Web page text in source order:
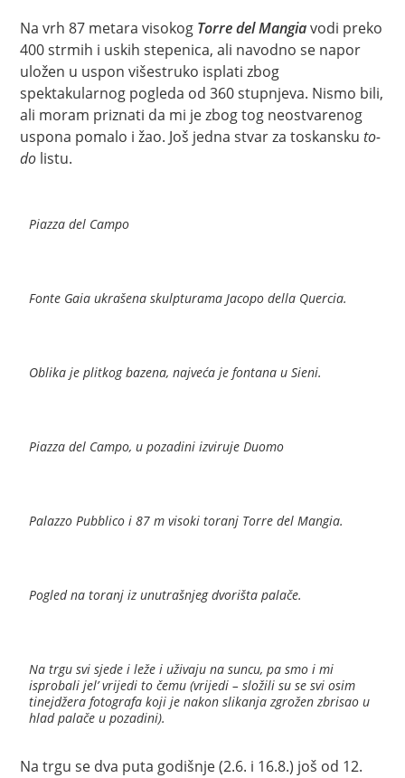
Na vrh 87 metara visokog Torre del Mangiavodi preko
400 strmih i uskih stepenica, ali navodno se napor
uložen u uspon višestruko isplati zbog
spektakularnog pogleda od 360 stupnjeva. Nismo bili,
ali moram priznati da mi je zbog tog neostvarenog
uspona pomalo i žao. Još jedna stvar za toskanskuto-
do listu.
Piazza del Campo
Fonte Gaia ukrašena skulpturama Jacopo della Quercia.
Oblika je plitkog bazena, najveća je fontana u Sieni.
Piazza del Campo, u pozadini izviruje Duomo
Palazzo Pubblico i 87 m visoki toranj Torre del Mangia.
Pogled na toranj iz unutrašnjeg dvorišta palače.
Na trgu svi sjede i leže i uživaju na suncu, pa smo i mi
isprobali jel’ vrijedi to čemu (vrijedi – složili su se svi osim
tinejdžera fotografa koji je nakon slikanja zgrožen zbrisao u
hlad palače u pozadini).
Na trgu se dva puta godišnje (2.6. i 16.8.) još od 12.